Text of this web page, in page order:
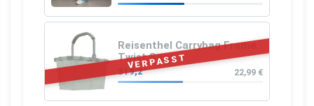
VERPASST
Reisenthel Carrybag Frame
Twist Sage
319,2° 22,99 €